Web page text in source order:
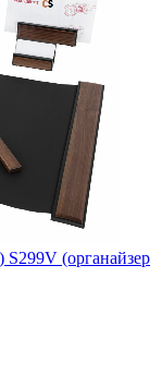
S299V (органайзер